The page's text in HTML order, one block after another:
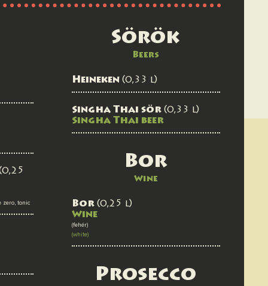
zero, tonic
Sörök
Beers
Heineken (0,33 l)
Singha Thai sör (0,33 l)
Singha Thai beer
Bor
Wine
Bor (0,25 l)
Wine
(fehér)
(white)
Prosecco